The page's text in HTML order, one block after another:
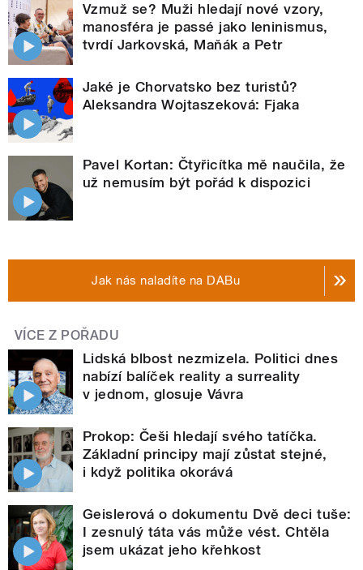
Vzmuž se? Muži hledají nové vzory,
manosféra je passé jako leninismus,
tvrdí Jarkovská, Maňák a Petr
Jaké je Chorvatsko bez turistů?
Aleksandra Wojtaszeková: Fjaka
Pavel Kortan: Čtyřicítka mě naučila, že
už nemusím být pořád k dispozici
Jak nás naladíte na DABu
VÍCE Z POŘADU
Lidská blbost nezmizela. Politici dnes
nabízí balíček reality a surreality
v jednom, glosuje Vávra
Prokop: Češi hledají svého tatíčka.
Základní principy mají zůstat stejné,
i když politika okorává
Geislerová o dokumentu Dvě deci tuše:
I zesnulý táta vás může vést. Chtěla
jsem ukázat jeho křehkost